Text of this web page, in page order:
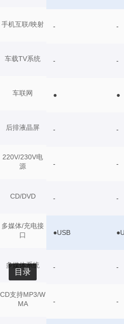
手机互联/映射
车载TV系统
车联网
后排液晶屏
220V/230V电
源
CD/DVD
多媒体/充电接
口
多媒体系统
CD支持MP3/W
MA
- -
- -
● ●
- -
- -
- -
●USB
- -
- -
目录